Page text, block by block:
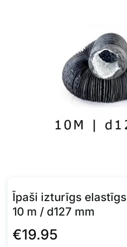
Īpaši izturīgs
10 m / d127 mm
€19.95